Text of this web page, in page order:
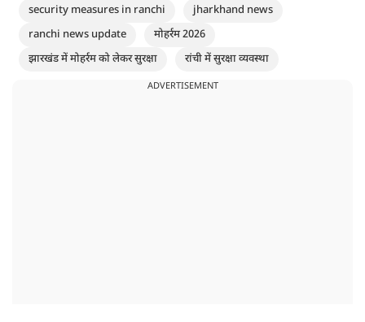
security measures in ranchi
jharkhand news
ranchi news update
मोहर्रम 2026
झारखंड में मोहर्रम को लेकर सुरक्षा
रांची में सुरक्षा व्यवस्था
ADVERTISEMENT